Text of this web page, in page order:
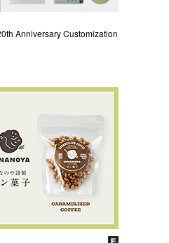
Anniversary Customization